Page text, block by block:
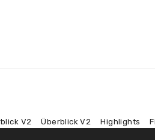
V2 Überblick V2 Highlights